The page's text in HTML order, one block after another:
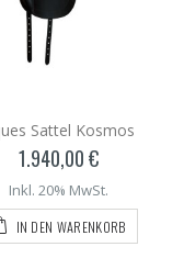
Sattel Kosmos
1.940,00 €
Inkl. 20% MwSt.
IN DEN WARENKORB